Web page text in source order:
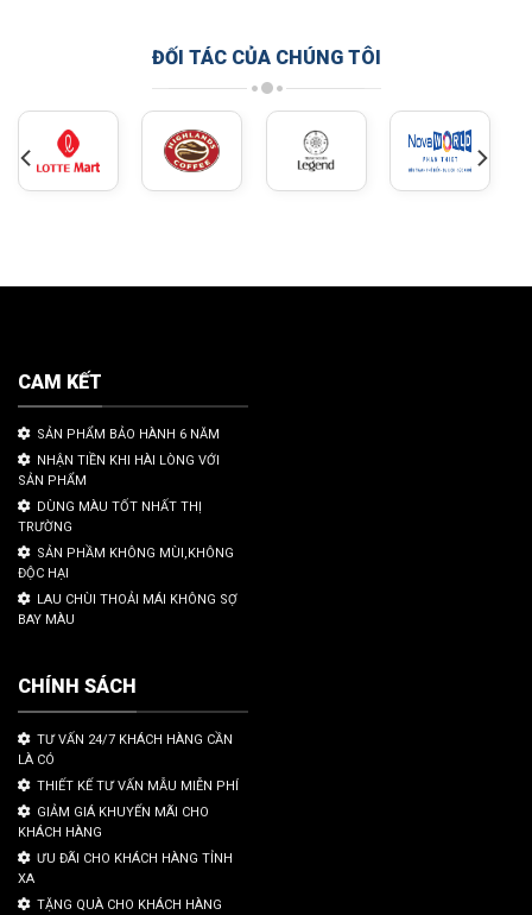
ĐỐI TÁC CỦA CHÚNG TÔI
CAM KẾT
SẢN PHẨM BẢO HÀNH 6 NĂM
NHẬN TIỀN KHI HÀI LÒNG VỚI
SẢN PHẨM
DÙNG MÀU TỐT NHẤT THỊ
TRƯỜNG
SẢN PHẦM KHÔNG MÙI,KHÔNG
ĐỘC HẠI
LAU CHÙI THOẢI MÁI KHÔNG SỢ
BAY MÀU
CHÍNH SÁCH
TƯ VẤN 24/7 KHÁCH HÀNG CẦN
LÀ CÓ
THIẾT KẾ TƯ VẤN MẪU MIỄN PHÍ
GIẢM GIÁ KHUYẾN MÃI CHO
KHÁCH HÀNG
ƯU ĐÃI CHO KHÁCH HÀNG TỈNH
XA
TẶNG QUÀ CHO KHÁCH HÀNG